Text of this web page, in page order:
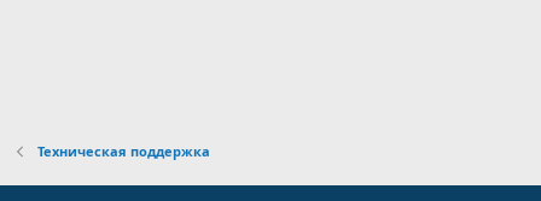
Техническая поддержка